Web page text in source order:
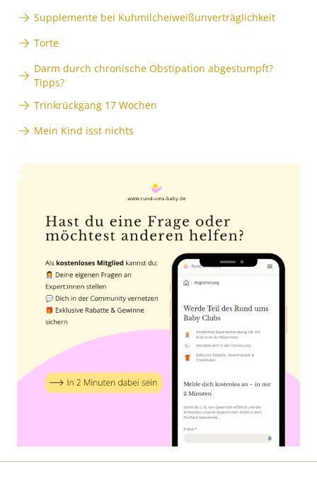
Supplemente bei Kuhmilcheiweißunverträglichkeit
Torte
Darm durch chronische Obstipation abgestumpft?
Tipps?
Trinkrückgang 17 Wochen
Mein Kind isst nichts